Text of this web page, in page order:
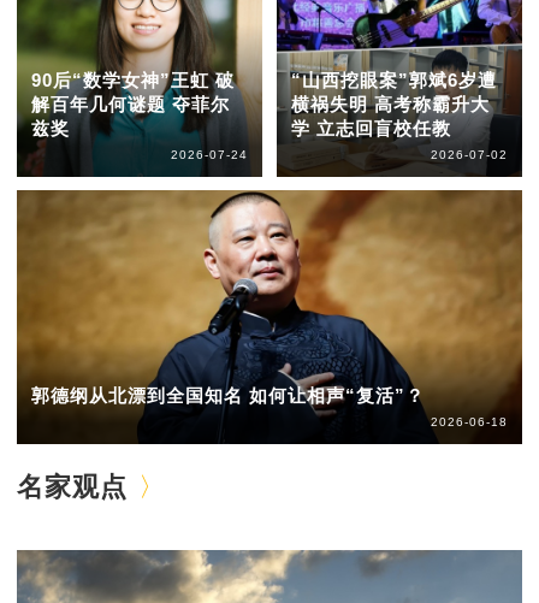
90后“数学女神”王虹 破
解百年几何谜题 夺菲尔
兹奖
2026-07-24
“山西挖眼案”郭斌6岁遭
横祸失明 高考称霸升大
学 立志回盲校任教
2026-07-02
郭德纲从北漂到全国知名 如何让相声“复活”？
2026-06-18
名家观点